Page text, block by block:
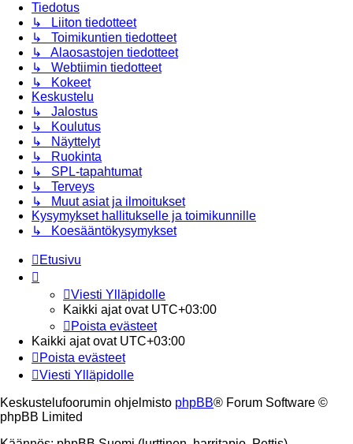
Tiedotus
↳ Liiton tiedotteet
↳ Toimikuntien tiedotteet
↳ Alaosastojen tiedotteet
↳ Webtiimin tiedotteet
↳ Kokeet
Keskustelu
↳ Jalostus
↳ Koulutus
↳ Näyttelyt
↳ Ruokinta
↳ SPL-tapahtumat
↳ Terveys
↳ Muut asiat ja ilmoitukset
Kysymykset hallitukselle ja toimikunnille
↳ Koesääntökysymykset
Etusivu
Viesti Ylläpidolle
Kaikki ajat ovat UTC+03:00
Poista evästeet
Kaikki ajat ovat UTC+03:00
Poista evästeet
Viesti Ylläpidolle
Keskustelufoorumin ohjelmisto phpBB® Forum Software ©
phpBB Limited